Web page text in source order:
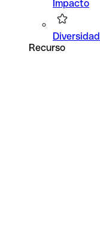
Impacto
Recurso